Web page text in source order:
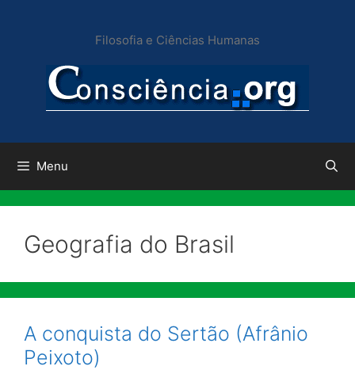
conteúdo
Filosofia e Ciências Humanas
Menu
Geografia do Brasil
A conquista do Sertão (Afrânio
Peixoto)